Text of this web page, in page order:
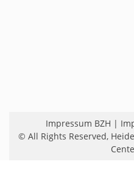
Impressum BZH |
© All Rights Reserved,